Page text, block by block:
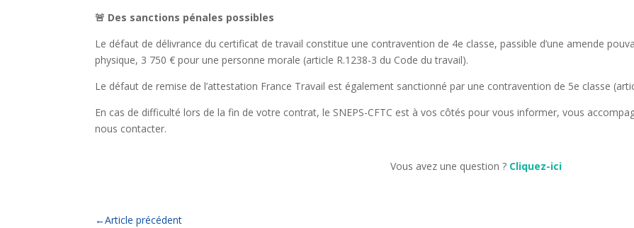
🚨 Des sanctions pénales possibles
Le défaut de délivrance du certificat de travail constitue une contravention de 4e classe, passible d’une amende
physique, 3 750 € pour une personne morale (article R.1238-3 du Code du travail).
Le défaut de remise de l’attestation France Travail est également sanctionné par une contravention de 5e classe
En cas de difficulté lors de la fin de votre contrat, le SNEPS-CFTC est à vos côtés pour vous informer, vous
nous contacter.
Vous avez une question ? Cliquez-ici
←Article précédent